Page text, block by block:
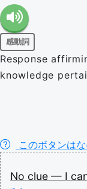
感動詞
Response
knowledge
このボタンはな
No clue — I